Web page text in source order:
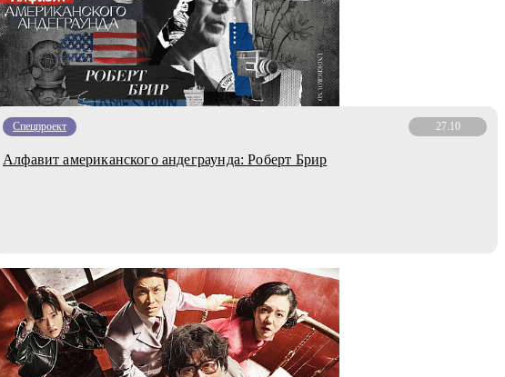
Спецпроект 27.10
Алфавит американского андеграунда: Роберт Брир